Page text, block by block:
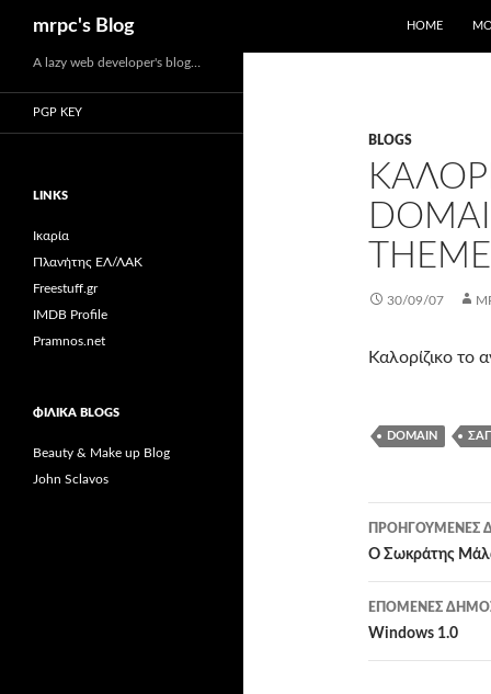
Μετάβαση
σε
περιεχόμενο
mrpc's Blog HOME
ΒLOGS
30/09/07
Καλορίζικο το
DOMAIN
άρθρων
ΠΡΟΗΓΟΎΜΕΝΕΣ
Ο Σωκράτης
ΕΠΌΜΕΝΕΣ
Windows 1.0
A lazy web developer's blog…
PGP KEY
LINKS
Ικαρία
Πλανήτης ΕΛ/ΛΑΚ
Freestuff.gr
IMDB Profile
Pramnos.net
ΦΙΛΙΚΆ BLOGS
Beauty & Make up Blog
John Sclavos